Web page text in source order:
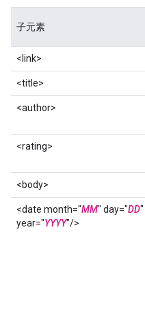
子元素
<link>
<title>
<author>
<rating>
<body>
<date month="MM" day="DD"
year="YYYY"/>